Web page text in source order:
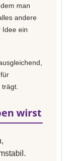
man
andere
Idee ein
wirst